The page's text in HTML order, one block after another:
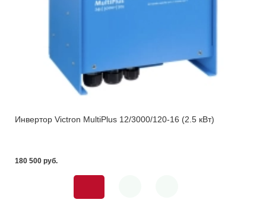
Инвертор Victron MultiPlus 12/3000/120-16 (2.5 кВт)
180 500 pуб.